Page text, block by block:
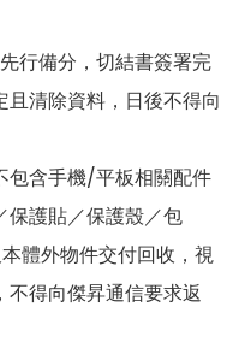
行備分，切結書簽署完
清除資料，日後不得向
包含手機/平板相關配件
保護貼／保護殼／包
體外物件交付回收，視
得向傑昇通信要求返